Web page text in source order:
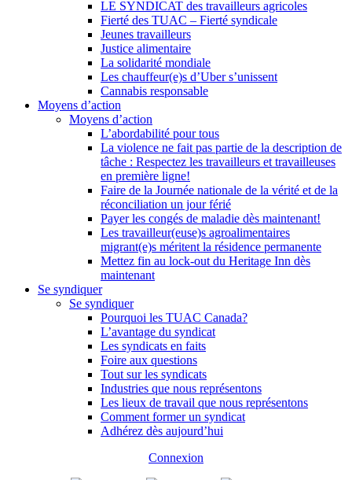
LE SYNDICAT des travailleurs agricoles
Fierté des TUAC – Fierté syndicale
Jeunes travailleurs
Justice alimentaire
La solidarité mondiale
Les chauffeur(e)s d’Uber s’unissent
Cannabis responsable
Moyens d’action
Moyens d’action
L’abordabilité pour tous
La violence ne fait pas partie de la description de
tâche : Respectez les travailleurs et travailleuses
en première ligne!
Faire de la Journée nationale de la vérité et de la
réconciliation un jour férié
Payer les congés de maladie dès maintenant!
Les travailleur(euse)s agroalimentaires
migrant(e)s méritent la résidence permanente
Mettez fin au lock-out du Heritage Inn dès
maintenant
Se syndiquer
Se syndiquer
Pourquoi les TUAC Canada?
L’avantage du syndicat
Les syndicats en faits
Foire aux questions
Tout sur les syndicats
Industries que nous représentons
Les lieux de travail que nous représentons
Comment former un syndicat
Adhérez dès aujourd’hui
Connexion